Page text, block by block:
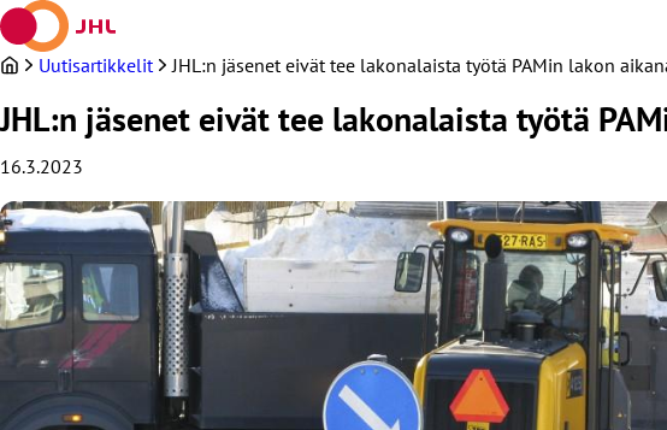
Siirry
sisältöön
Uutisartikkelit
JHL:n jäsenet eivät tee lakonalaista työtä PAMin lakon
JHL:n jäsenet eivät tee lakonalaista työtä
16.3.2023